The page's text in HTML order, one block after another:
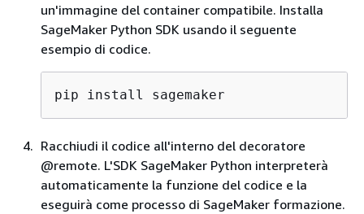
un'immagine del container compatibile. Installa
SageMaker Python SDK usando il seguente
esempio di codice.
pip install sagemaker
Racchiudi il codice all'interno del decoratore
@remote. L'SDK SageMaker Python interpreterà
automaticamente la funzione del codice e la
eseguirà come processo di SageMaker formazione.